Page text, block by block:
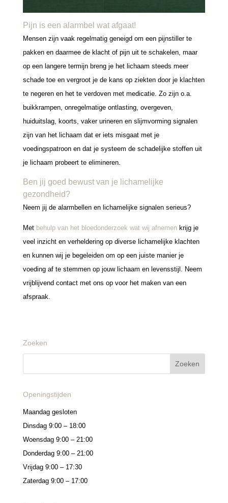
Pijn is een alarmbel wat afgaat!
Mensen zijn vaak regelmatig geneigd om een pijnstiller te
pakken en daarmee de klacht of pijn uit te schakelen, maar
op een langere termijn breng je het lichaam steeds meer
schade toe en vergroot je de kans op ziekten door je klachten
te negeren en het te verdoven met medicatie. Zo zijn o.a.
buikkrampen, onregelmatige ontlasting, overgeven,
huiduitslag, koorts, vaker urineren en slijmvorming signalen
zijn van het lichaam dat er iets misgaat met je
voedingspatroon en dat je systeem de schadelijke stoffen uit
je lichaam probeert te elimineren.
Ben jij goed bewust van je lichamelijke
gezondheid?
Neem jij de alarmbellen en lichamelijke signalen serieus?
Met behulp van het bloedonderzoek wat wij afnemenkrijg je
veel inzicht en verheldering op diverse lichamelijke klachten
en kunnen wij je begeleiden om op een juiste manier je
voeding af te stemmen op jouw lichaam en levensstijl. Neem
vrijblijvend contact met ons op voor het maken van een
afspraak.
Zoeken
Openingstijden
Maandag gesloten
Dinsdag 9:00 – 18:00
Woensdag 9:00 – 21:00
Donderdag 9:00 – 21:00
Vrijdag 9:00 – 17:30
Zaterdag 9:00 – 17:00